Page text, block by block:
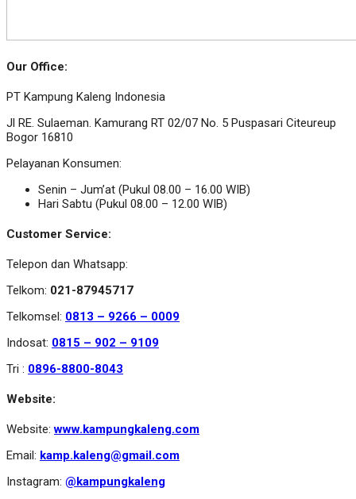
Our Office:
PT Kampung Kaleng Indonesia
Jl RE. Sulaeman. Kamurang RT 02/07 No. 5 Puspasari Citeureup
Bogor 16810
Pelayanan Konsumen:
Senin – Jum’at (Pukul 08.00 – 16.00 WIB)
Hari Sabtu (Pukul 08.00 – 12.00 WIB)
Customer Service:
Telepon dan Whatsapp:
Telkom: 021-87945717
Telkomsel: 0813 – 9266 – 0009
Indosat: 0815 – 902 – 9109
Tri : 0896-8800-8043
Website:
Website:www.kampungkaleng.com
Email: kamp.kaleng@gmail.com
Instagram: @kampungkaleng